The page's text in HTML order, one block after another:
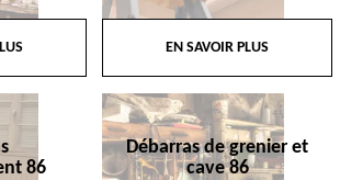
EN SAVOIR PLUS
86
Débarras de grenier et
cave 86